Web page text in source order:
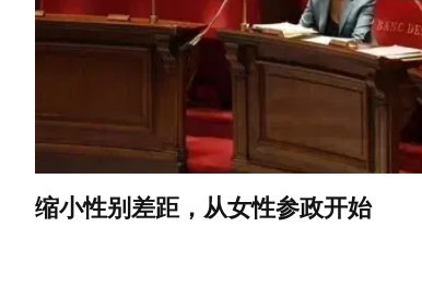
缩小性别差距，从女性参政开始